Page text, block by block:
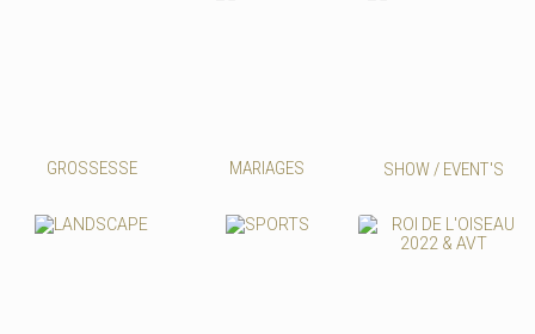
GROSSESSE MARIAGES SHOW / EVENT'S